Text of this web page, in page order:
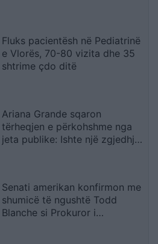
Fluks pacientësh në Pediatrinë
e Vlorës, 70-80 vizita dhe 35
shtrime çdo ditë
Ariana Grande sqaron
tërheqjen e përkohshme nga
jeta publike: Ishte një zgjedhje
Senati amerikan konfirmon me
shumicë të ngushtë Todd
Blanche si Prokuror i